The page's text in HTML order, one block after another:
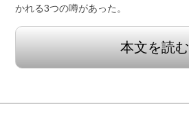
かれる3つの噂があった。
本文を読む